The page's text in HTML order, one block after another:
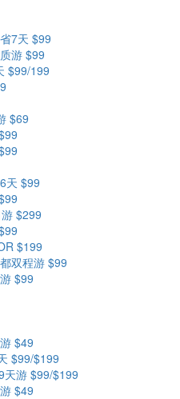
7天 $99
游 $99
$99/199
$69
天 $99
$299
$199
双程游 $99
$99
$49
$99/$199
天游 $99/$199
$49